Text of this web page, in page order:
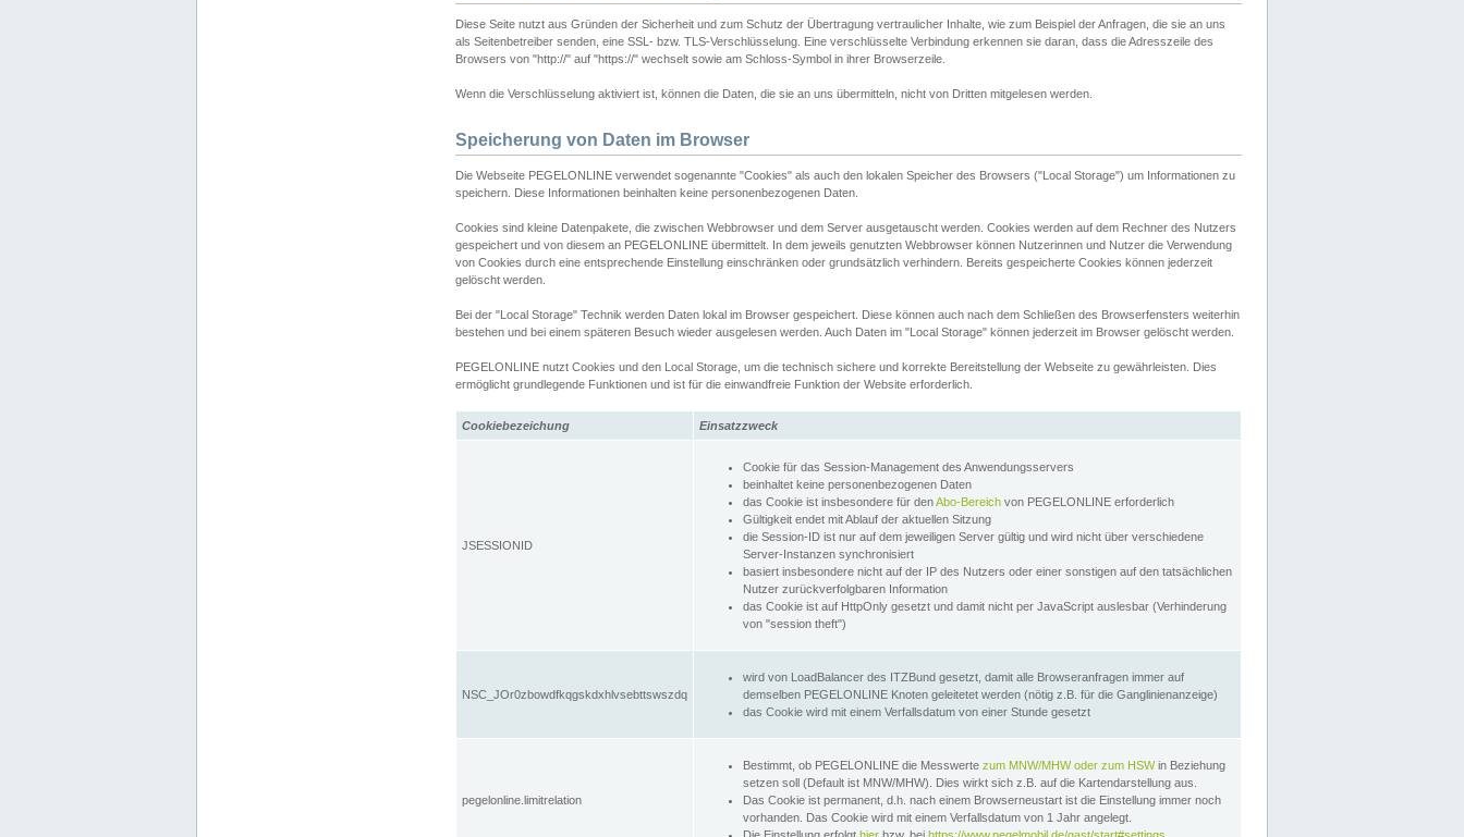
Diese Seite nutzt aus Gründen der Sicherheit und zum Schutz der Übertragung vertraulicher Inhalte, wie zum Beispiel der Anfragen, die sie an uns
als Seitenbetreiber senden, eine SSL- bzw. TLS-Verschlüsselung. Eine verschlüsselte Verbindung erkennen sie daran, dass die Adresszeile des
Browsers von "http://" auf "https://" wechselt sowie am Schloss-Symbol in ihrer Browserzeile.
Wenn die Verschlüsselung aktiviert ist, können die Daten, die sie an uns übermitteln, nicht von Dritten mitgelesen werden.
Speicherung von Daten im Browser
Die Webseite PEGELONLINE verwendet sogenannte "Cookies" als auch den lokalen Speicher des Browsers ("Local Storage") um Informationen zu
speichern. Diese Informationen beinhalten keine personenbezogenen Daten.
Cookies sind kleine Datenpakete, die zwischen Webbrowser und dem Server ausgetauscht werden. Cookies werden auf dem Rechner des Nutzers
gespeichert und von diesem an PEGELONLINE übermittelt. In dem jeweils genutzten Webbrowser können Nutzerinnen und Nutzer die Verwendung
von Cookies durch eine entsprechende Einstellung einschränken oder grundsätzlich verhindern. Bereits gespeicherte Cookies können jederzeit
gelöscht werden.
Bei der "Local Storage" Technik werden Daten lokal im Browser gespeichert. Diese können auch nach dem Schließen des Browserfensters weiterhin
bestehen und bei einem späteren Besuch wieder ausgelesen werden. Auch Daten im "Local Storage" können jederzeit im Browser gelöscht werden.
PEGELONLINE nutzt Cookies und den Local Storage, um die technisch sichere und korrekte Bereitstellung der Webseite zu gewährleisten. Dies
ermöglicht grundlegende Funktionen und ist für die einwandfreie Funktion der Website erforderlich.
Cookiebezeichung Einsatzzweck
JSESSIONID
Cookie für das Session-Management des Anwendungsservers
beinhaltet keine personenbezogenen Daten
das Cookie ist insbesondere für denAbo-Bereich von PEGELONLINE erforderlich
Gültigkeit endet mit Ablauf der aktuellen Sitzung
die Session-ID ist nur auf dem jeweiligen Server gültig und wird nicht über verschiedene
Server-Instanzen synchronisiert
basiert insbesondere nicht auf der IP des Nutzers oder einer sonstigen auf den tatsächlichen
Nutzer zurückverfolgbaren Information
das Cookie ist auf HttpOnly gesetzt und damit nicht per JavaScript auslesbar (Verhinderung
von "session theft")
NSC_JOr0zbowdfkqgskdxhlvsebttswszdq
wird von LoadBalancer des ITZBund gesetzt, damit alle Browseranfragen immer auf
demselben PEGELONLINE Knoten geleitetet werden (nötig z.B. für die Ganglinienanzeige)
das Cookie wird mit einem Verfallsdatum von einer Stunde gesetzt
pegelonline.limitrelation
Bestimmt, ob PEGELONLINE die Messwerte zum MNW/MHW oder zum HSWin Beziehung
setzen soll (Default ist MNW/MHW). Dies wirkt sich z.B. auf die Kartendarstellung aus.
Das Cookie ist permanent, d.h. nach einem Browserneustart ist die Einstellung immer noch
vorhanden. Das Cookie wird mit einem Verfallsdatum von 1 Jahr angelegt.